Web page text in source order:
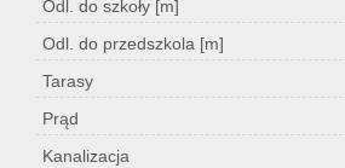
Odl. do szkoły [m]
Odl. do przedszkola [m]
Tarasy
Prąd
Kanalizacja